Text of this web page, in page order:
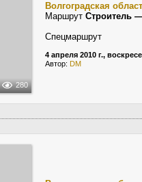
280
Волгоградская
Маршрут Строитель
Спецмаршрут
4 апреля 2010 г.,
Автор: DM